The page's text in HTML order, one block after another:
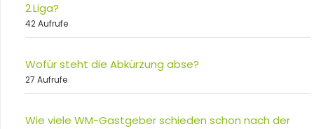
2.Liga?
42 Aufrufe
Wofür steht die Abkürzung abse?
27 Aufrufe
Wie viele WM-Gastgeber schieden schon nach der